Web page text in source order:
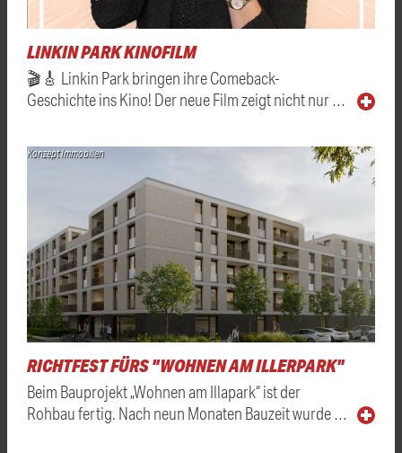
LINKIN PARK KINOFILM
🎬🎸 Linkin Park bringen ihre Comeback-
Geschichte ins Kino! Der neue Film zeigt nicht nur …
Konzept Immobilien
RICHTFEST FÜRS "WOHNEN AM ILLERPARK"
Beim Bauprojekt „Wohnen am Illapark“ ist der
Rohbau fertig. Nach neun Monaten Bauzeit wurde …